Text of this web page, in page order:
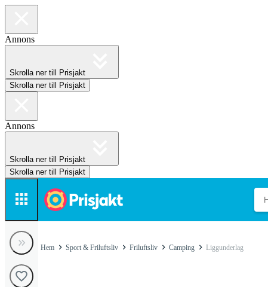
Annons
Skrolla ner till Prisjakt
Skrolla ner till Prisjakt
Annons
Skrolla ner till Prisjakt
Skrolla ner till Prisjakt
Hem Sport & Friluftsliv Friluftsliv Camping Liggunderlag